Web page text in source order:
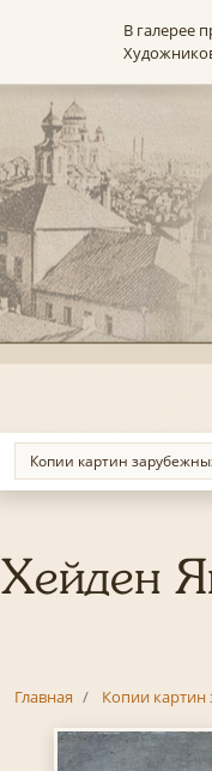
В галерее
Хейден
Главная Копии